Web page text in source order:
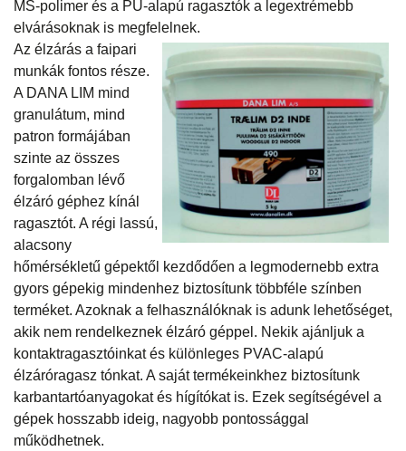
MS-polimer és a PU-alapú ragasztók a legextrémebb
elvárásoknak is megfelelnek.
Az élzárás a faipari
munkák fontos része.
A DANA LIM mind
granulátum, mind
patron formájában
szinte az összes
forgalomban lévő
élzáró géphez kínál
ragasztót. A régi lassú,
alacsony
hőmérsékletű gépektől kezdődően a legmodernebb extra
gyors gépekig mindenhez biztosítunk többféle színben
terméket. Azoknak a felhasználóknak is adunk lehetőséget,
akik nem rendelkeznek élzáró géppel. Nekik ajánljuk a
kontaktragasztóinkat és különleges PVAC-alapú
élzáróragasz tónkat. A saját termékeinkhez biztosítunk
karbantartóanyagokat és hígítókat is. Ezek segítségével a
gépek hosszabb ideig, nagyobb pontossággal
működhetnek.